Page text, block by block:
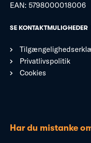
EAN: 5798000018006
SE KONTAKTMULIGHEDER
Privatlivspolitik
Cookies
Har du mistanke